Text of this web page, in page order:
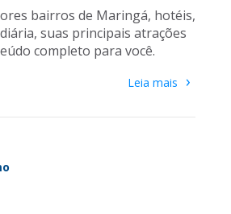
bairros de Maringá, hotéis,
suas principais atrações
completo para você.
Leia mais ›